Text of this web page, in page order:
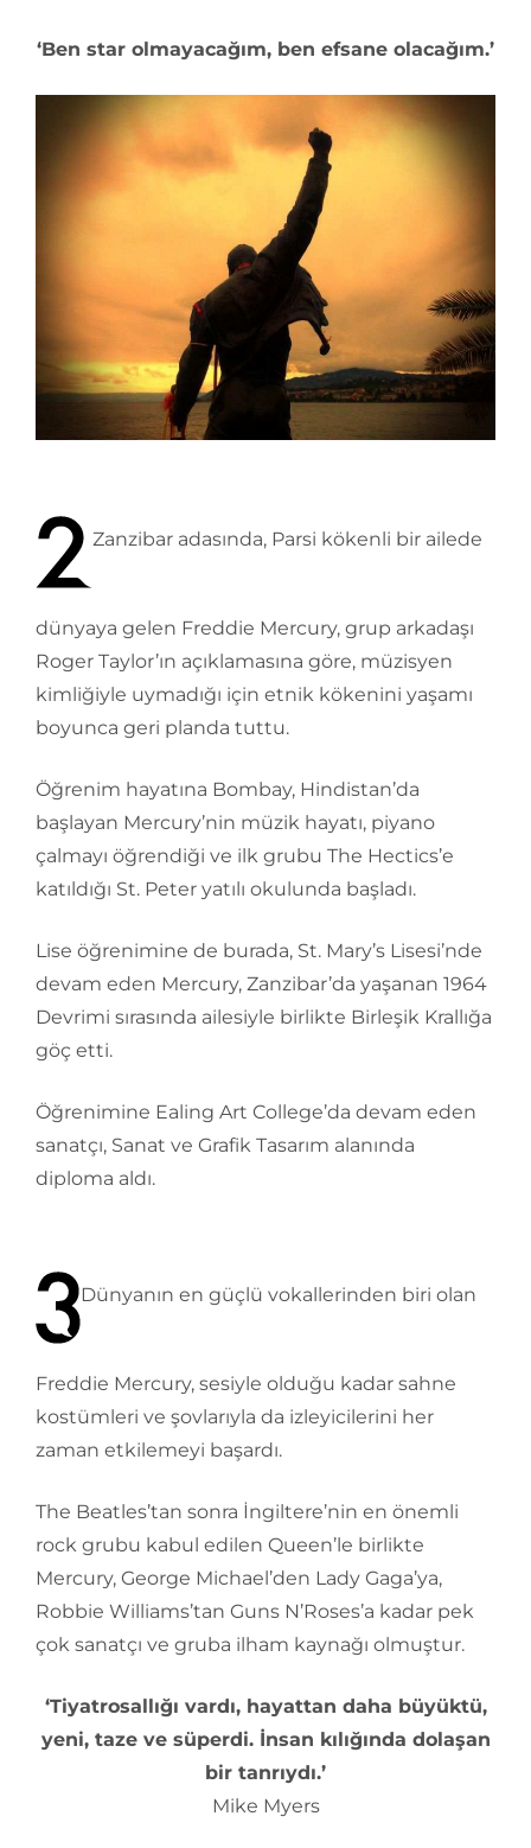
‘Ben star olmayacağım, ben efsane olacağım.’
Zanzibar adasında, Parsi kökenli bir ailede
dünyaya gelen Freddie Mercury, grup arkadaşı
Roger Taylor’ın açıklamasına göre, müzisyen
kimliğiyle uymadığı için etnik kökenini yaşamı
boyunca geri planda tuttu.
Öğrenim hayatına Bombay, Hindistan’da
başlayan Mercury’nin müzik hayatı, piyano
çalmayı öğrendiği ve ilk grubu The Hectics’e
katıldığı St. Peter yatılı okulunda başladı.
Lise öğrenimine de burada, St. Mary’s Lisesi’nde
devam eden Mercury, Zanzibar’da yaşanan 1964
Devrimi sırasında ailesiyle birlikte Birleşik Krallığa
göç etti.
Öğrenimine Ealing Art College’da devam eden
sanatçı, Sanat ve Grafik Tasarım alanında
diploma aldı.
Dünyanın en güçlü vokallerinden biri olan
Freddie Mercury, sesiyle olduğu kadar sahne
kostümleri ve şovlarıyla da izleyicilerini her
zaman etkilemeyi başardı.
The Beatles’tan sonra İngiltere’nin en önemli
rock grubu kabul edilen Queen’le birlikte
Mercury, George Michael’den Lady Gaga’ya,
Robbie Williams’tan Guns N’Roses’a kadar pek
çok sanatçı ve gruba ilham kaynağı olmuştur.
‘Tiyatrosallığı vardı, hayattan daha büyüktü,
yeni, taze ve süperdi. İnsan kılığında dolaşan
bir tanrıydı.’
Mike Myers